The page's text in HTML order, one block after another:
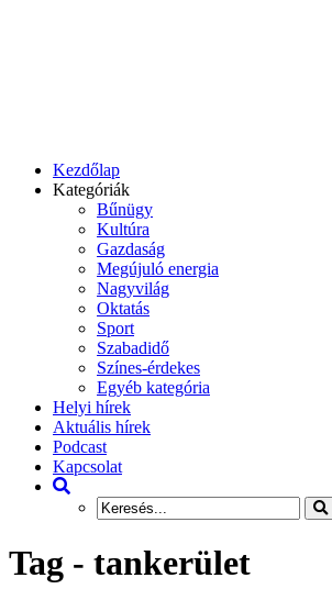
Kezdőlap
Kategóriák
Bűnügy
Kultúra
Gazdaság
Megújuló energia
Nagyvilág
Oktatás
Sport
Szabadidő
Színes-érdekes
Egyéb kategória
Helyi hírek
Aktuális hírek
Podcast
Kapcsolat
Tag - tankerület